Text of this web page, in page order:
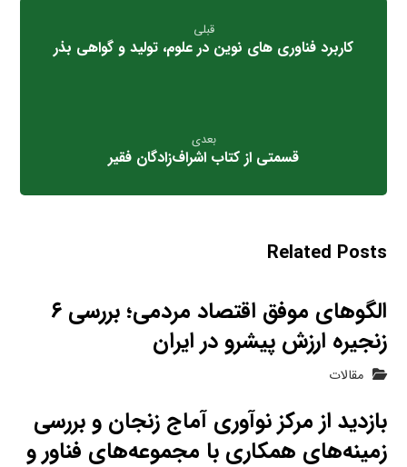
قبلی
کاربرد فناوری های نوین در علوم، تولید و گواهی بذر
بعدی
قسمتی از کتاب اشراف‌زادگان فقیر
Related Posts
الگوهای موفق اقتصاد مردمی؛ بررسی ۶
زنجیره ارزش پیشرو در ایران
مقالات
بازدید از مرکز نوآوری آماج زنجان و بررسی
زمینه‌های همکاری با مجموعه‌های فناور و